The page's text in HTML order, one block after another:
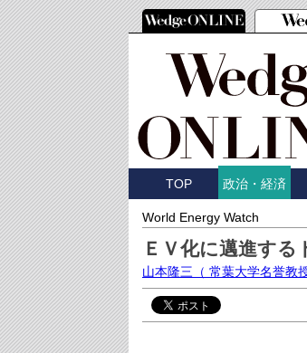
TOP 政治・経済
World Energy Watch
ＥＶ化に邁進す
山本隆三 （ 常葉大学名誉教